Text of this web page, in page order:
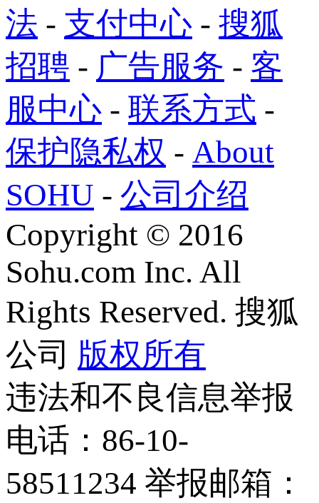
法 - 支付中心 - 搜狐
招聘 - 广告服务 - 客
服中心 - 联系方式 -
保护隐私权 - About
SOHU - 公司介绍
Copyright © 2016
Sohu.com Inc. All
Rights Reserved. 搜狐
公司 版权所有
违法和不良信息举报
电话：86-10-
58511234 举报邮箱：